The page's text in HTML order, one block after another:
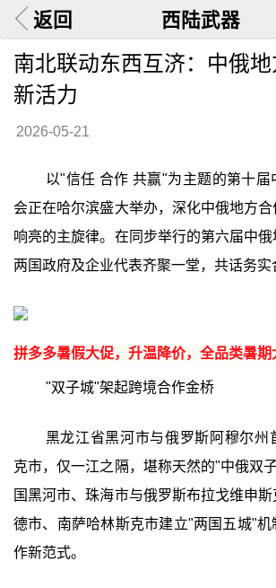
返回 西陆武器
南北联动东西互济：中俄
新活力
2026-05-21
以"信任 合作 共赢"为主题的第十
会正在哈尔滨盛大举办，深化中俄地方
响亮的主旋律。在同步举行的第六届中俄
两国政府及企业代表齐聚一堂，共话务实
拼多多暑假大促，升温降价，全品类暑
"双子城"架起跨境合作金桥
黑龙江省黑河市与俄罗斯阿穆尔州
克市，仅一江之隔，堪称天然的"中俄双
国黑河市、珠海市与俄罗斯布拉戈维申
德市、南萨哈林斯克市建立"两国五城"
作新范式。